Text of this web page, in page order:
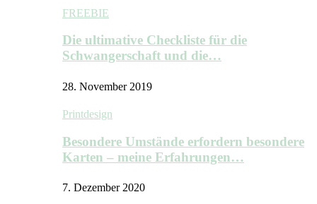
FREEBIE
Die ultimative Checkliste für die
Schwangerschaft und die…
28. November 2019
Printdesign
Besondere Umstände erfordern besondere
Karten – meine Erfahrungen…
7. Dezember 2020